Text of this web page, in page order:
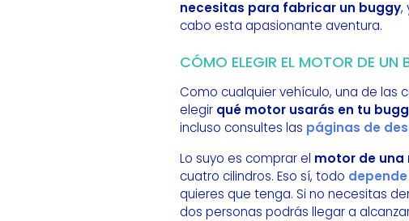
necesitas para fabricar un buggy,
cabo esta apasionante aventura.
CÓMO ELEGIR EL MOTOR DE UN
Como cualquier vehículo, una de
elegir qué motor usarás en tu
incluso consultes las páginas de
Lo suyo es comprar el motor de
cuatro cilindros. Eso sí, todo
quieres que tenga. Si no necesitas
dos personas podrás llegar a